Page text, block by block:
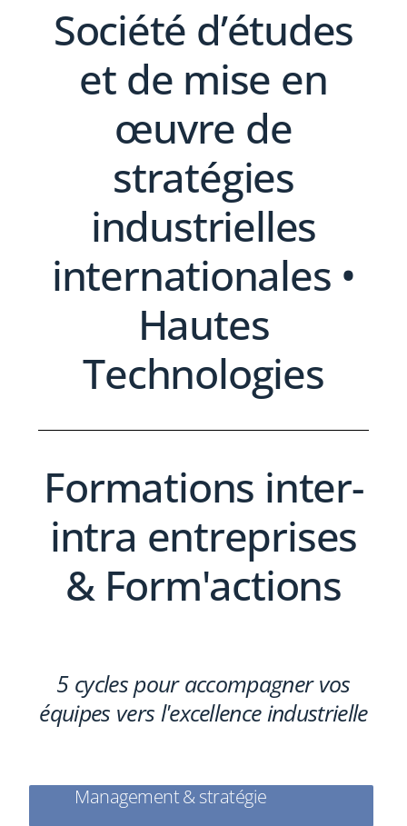
Société d’études
et de mise en
œuvre de
stratégies
industrielles
internationales •
Hautes
Technologies
Formations inter-
intra entreprises
& Form'actions
5 cycles pour accompagner vos
équipes vers l'excellence industrielle
Management & stratégie